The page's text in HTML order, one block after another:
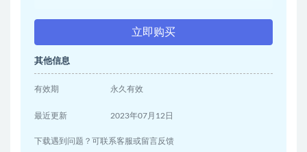
立即购买
其他信息
有效期 永久有效
最近更新 2023年07月12日
下载遇到问题？可联系客服或留言反馈